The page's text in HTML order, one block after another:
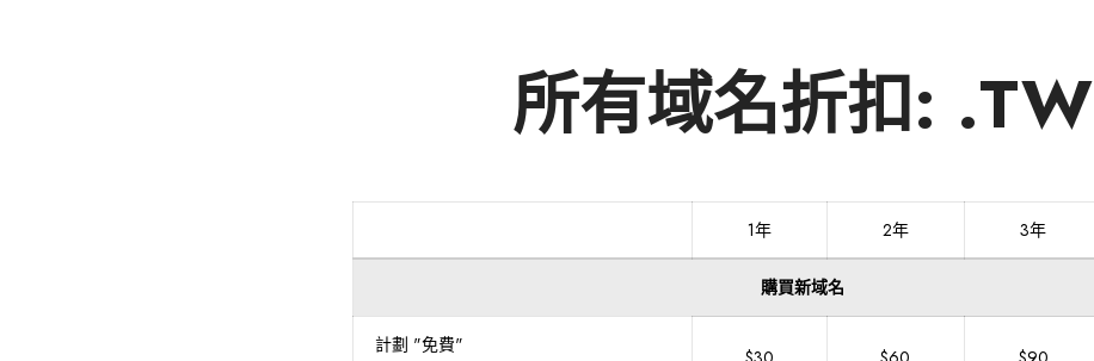
所有域名折扣: .TW
1年 2年 3年
購買新域名
計劃 "免費"